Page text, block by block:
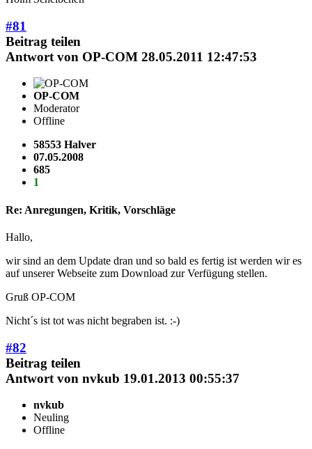
#81
Beitrag teilen
Antwort von OP-COM 28.05.2011 12:47:53
OP-COM
Moderator
Offline
58553 Halver
07.05.2008
685
1
Re: Anregungen, Kritik, Vorschläge
Hallo,
wir sind an dem Update dran und so bald es fertig ist werden wir es
auf unserer Webseite zum Download zur Verfügung stellen.
Gruß OP-COM
Nicht´s ist tot was nicht begraben ist. :-)
#82
Beitrag teilen
Antwort von nvkub 19.01.2013 00:55:37
nvkub
Neuling
Offline